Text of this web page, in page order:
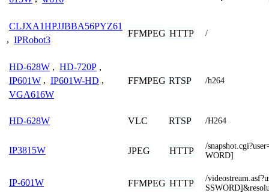
CLJXA1HPJJBBA56PYZ61
, IPRobot3
FFMPEG HTTP /
HD-628W , HD-720P ,
IP601W , IP601W-HD ,
VGA616W
FFMPEG RTSP /h264
HD-628W VLC RTSP /H264
IP3815W JPEG HTTP
/
WORD]
IP-601W FFMPEG HTTP
/